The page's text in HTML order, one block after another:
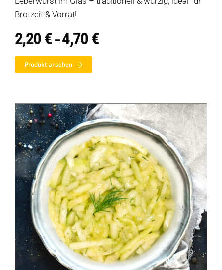
Brotzeit & Vorrat!
2,20€ –4,70€Preisspanne:
2,20 €
Produkt ansehen